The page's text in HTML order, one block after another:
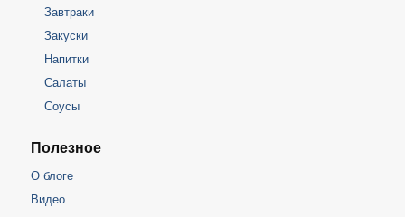
Завтраки
Закуски
Напитки
Салаты
Соусы
Полезное
О блоге
Видео